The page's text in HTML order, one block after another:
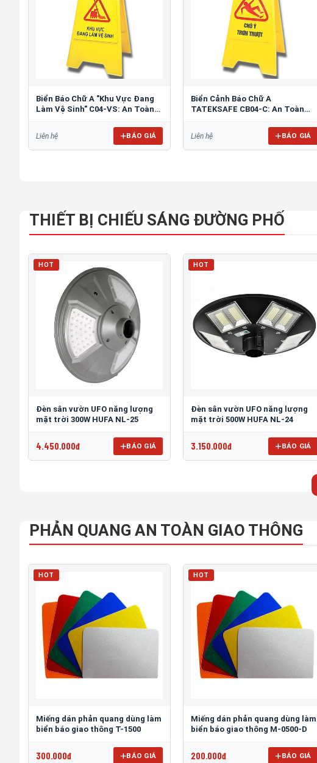
Biển Báo Chữ A "Khu Vực Đang
Làm Vệ Sinh" C04-VS: An Toàn
Liên hệ BÁO GIÁ
Biển Cảnh Báo Chữ A
TATEKSAFE CB04-C: An Toàn
Liên hệ BÁO GIÁ
THIẾT BỊ CHIẾU SÁNG ĐƯỜNG PHỐ
HOT
Đèn sân vườn UFO năng lượng
mặt trời 300W HUFA NL-25
4.450.000đ BÁO GIÁ
HOT
Đèn sân vườn UFO năng lượng
mặt trời 500W HUFA NL-24
3.150.000đ BÁO GIÁ
PHẢN QUANG AN TOÀN GIAO THÔNG
HOT
Miếng dán phản quang dùng làm
biển báo giao thông T-1500
300.000đ BÁO GIÁ
HOT
Miếng dán phản quang dùng làm
biển báo giao thông M-0500-D
200.000đ BÁO GIÁ